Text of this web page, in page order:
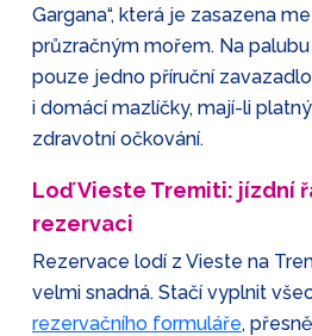
Gargana“, která je zasazena
průzračným mořem. Na
pouze jedno příruční
i domácí mazlíčky, mají-li
zdravotní očkování.
Loď Vieste Tremiti: jízdní
rezervaci
Rezervace lodí z Vieste na
velmi snadná. Stačí vyplnit
rezervačního formuláře,